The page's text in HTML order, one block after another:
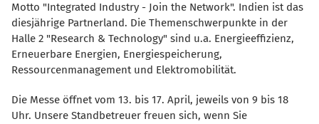
Motto "Integrated Industry - Join the Network". Indien ist das
diesjährige Partnerland. Die Themenschwerpunkte in der
Halle 2 "Research & Technology" sind u.a. Energieeffizienz,
Erneuerbare Energien, Energiespeicherung,
Ressourcenmanagement und Elektromobilität.
Die Messe öffnet vom 13. bis 17. April, jeweils von 9 bis 18
Uhr. Unsere Standbetreuer freuen sich, wenn Sie